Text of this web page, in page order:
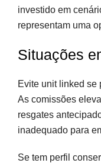
investido em
representam uma
Situações
Evite unit linked se
As comissões
resgates
inadequado para
Se tem perfil